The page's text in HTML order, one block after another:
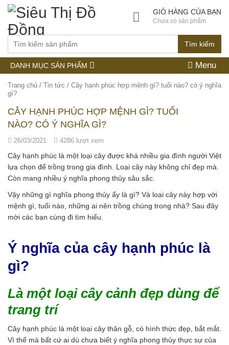
Tìm kiếm
GIỎ HÀNG CỦA BẠN
Chưa có sản phẩm
DANH MỤC SẢN PHẨM Menu
Trang chủ / Tin tức / Cây hạnh phúc hợp mệnh gì? tuổi nào? có ý nghĩa
gì?
CÂY HẠNH PHÚC HỢP MỆNH GÌ? TUỔI
NÀO? CÓ Ý NGHĨA GÌ?
26/03/2021 4286 lượt xem
Cây hạnh phúc là một loại cây được khá nhiều gia đình người Việt
lựa chọn để trồng trong gia đình. Loại cây này không chỉ đẹp mà.
Còn mang nhiều ý nghĩa phong thủy sâu sắc.
Vậy những gì nghĩa phong thủy ấy là gì? Và loại cây này hợp với
mệnh gì, tuổi nào, những ai nên trồng chúng trong nhà? Sau đây
mời các bạn cùng đi tìm hiểu.
Ý nghĩa của cây hạnh phúc là
gì?
Là một loại cây cảnh đẹp dùng để
trang trí
Cây hạnh phúc là một loại cây thân gỗ, có hình thức đẹp, bắt mắt.
Vì thế mà bất cứ ai dù chưa biết ý nghĩa phong thủy thực sự của